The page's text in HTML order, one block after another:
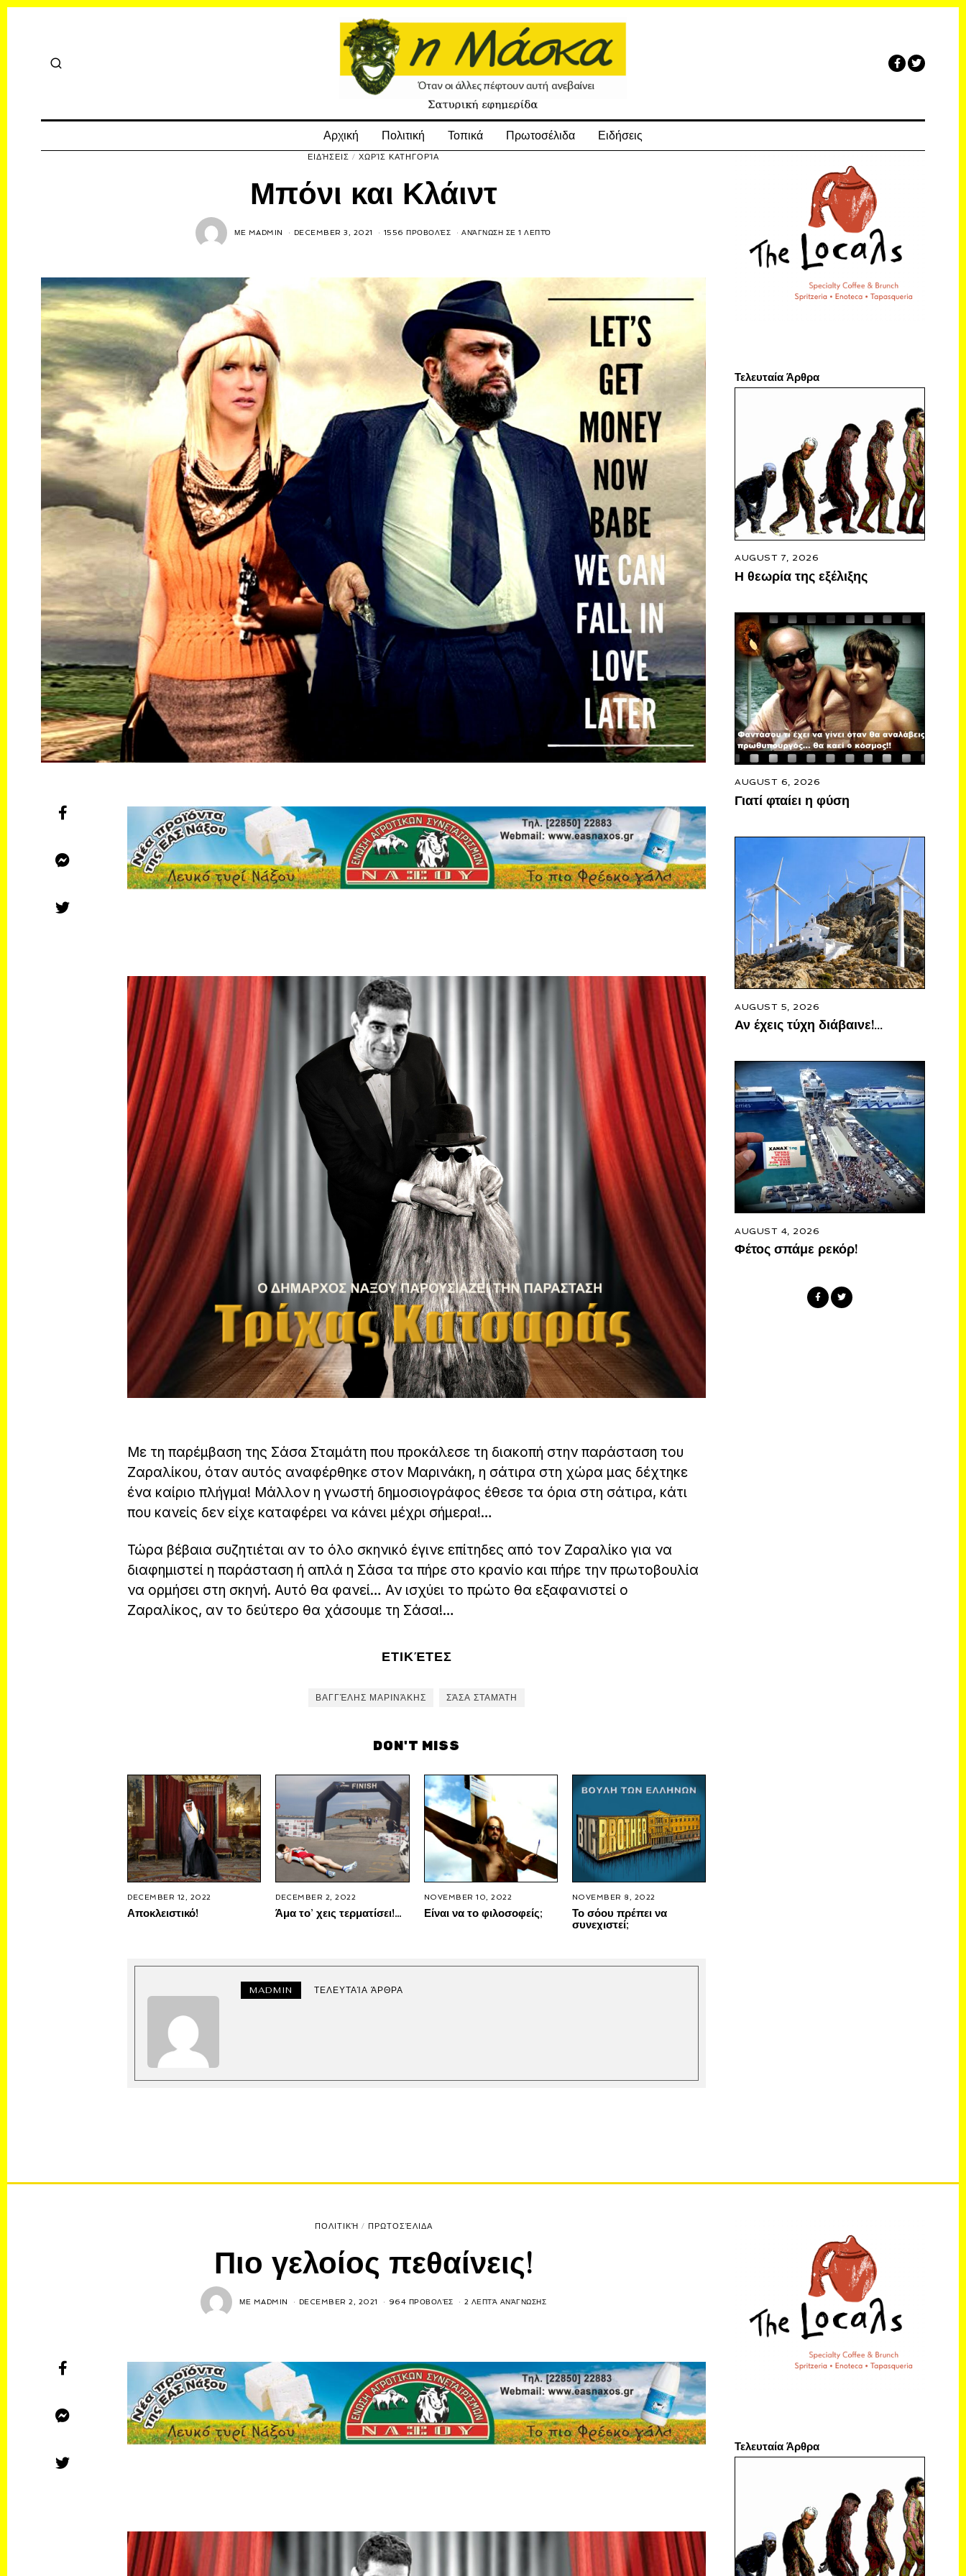
Αρχική Πολιτική Τοπικά Πρωτοσέλιδα Ειδήσεις
ΕΙΔΉΣΕΙΣ / ΧΩΡΊΣ ΚΑΤΗΓΟΡΊΑ
Μπόνι και Κλάιντ
ΜΕ MADMIN DECEMBER 3, 2021 1556 ΠΡΟΒΟΛΈΣ ΑΝΆΓΝΩΣΗ ΣΕ 1 ΛΕΠΤΌ
Με τη παρέμβαση της Σάσα Σταμάτη που προκάλεσε τη διακοπή στην παράσταση του
Ζαραλίκου, όταν αυτός αναφέρθηκε στον Μαρινάκη, η σάτιρα στη χώρα μας δέχτηκε
ένα καίριο πλήγμα! Μάλλον η γνωστή δημοσιογράφος έθεσε τα όρια στη σάτιρα, κάτι
που κανείς δεν είχε καταφέρει να κάνει μέχρι σήμερα!…
Τώρα βέβαια συζητιέται αν το όλο σκηνικό έγινε επίτηδες από τον Ζαραλίκο για να
διαφημιστεί η παράσταση ή απλά η Σάσα τα πήρε στο κρανίο και πήρε την πρωτοβουλία
να ορμήσει στη σκηνή. Αυτό θα φανεί… Αν ισχύει το πρώτο θα εξαφανιστεί ο
Ζαραλίκος, αν το δεύτερο θα χάσουμε τη Σάσα!…
ΕΤΙΚΈΤΕΣ
ΒΑΓΓΈΛΗΣ ΜΑΡΙΝΆΚΗΣ ΣΆΣΑ ΣΤΑΜΆΤΗ
DON'T MISS
DECEMBER 12, 2022
Αποκλειστικό!
DECEMBER 2, 2022
Άμα το’ χεις τερματίσει!…
NOVEMBER 10, 2022
Είναι να το φιλοσοφείς;
NOVEMBER 8, 2022
Το σόου πρέπει να
συνεχιστεί;
MADMIN ΤΕΛΕΥΤΑΊΑ ΆΡΘΡΑ
Τελευταία Άρθρα
AUGUST 7, 2026
Η θεωρία της εξέλιξης
AUGUST 6, 2026
Γιατί φταίει η φύση
AUGUST 5, 2026
Αν έχεις τύχη διάβαινε!…
AUGUST 4, 2026
Φέτος σπάμε ρεκόρ!
ΠΟΛΙΤΙΚΉ / ΠΡΩΤΟΣΈΛΙΔΑ
Πιο γελοίος πεθαίνεις!
ΜΕ MADMIN DECEMBER 2, 2021 964 ΠΡΟΒΟΛΈΣ 2 ΛΕΠΤΆ ΑΝΆΓΝΩΣΗΣ
Τελευταία Άρθρα